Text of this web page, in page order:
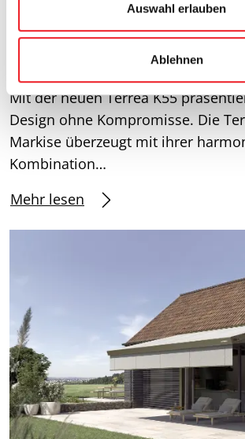
Auswahl erlauben
Ablehnen
Die neue WAREMA Terrea
Mit der neuen Terrea K55
Design ohne Kompromisse. Die
Markise überzeugt mit ihrer
Kombination…
Mehr lesen